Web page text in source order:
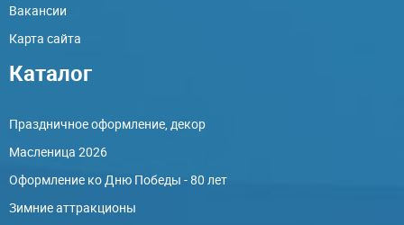
Вакансии
Карта сайта
Каталог
Праздничное оформление, декор
Масленица 2026
Оформление ко Дню Победы - 80 лет
Зимние аттракционы